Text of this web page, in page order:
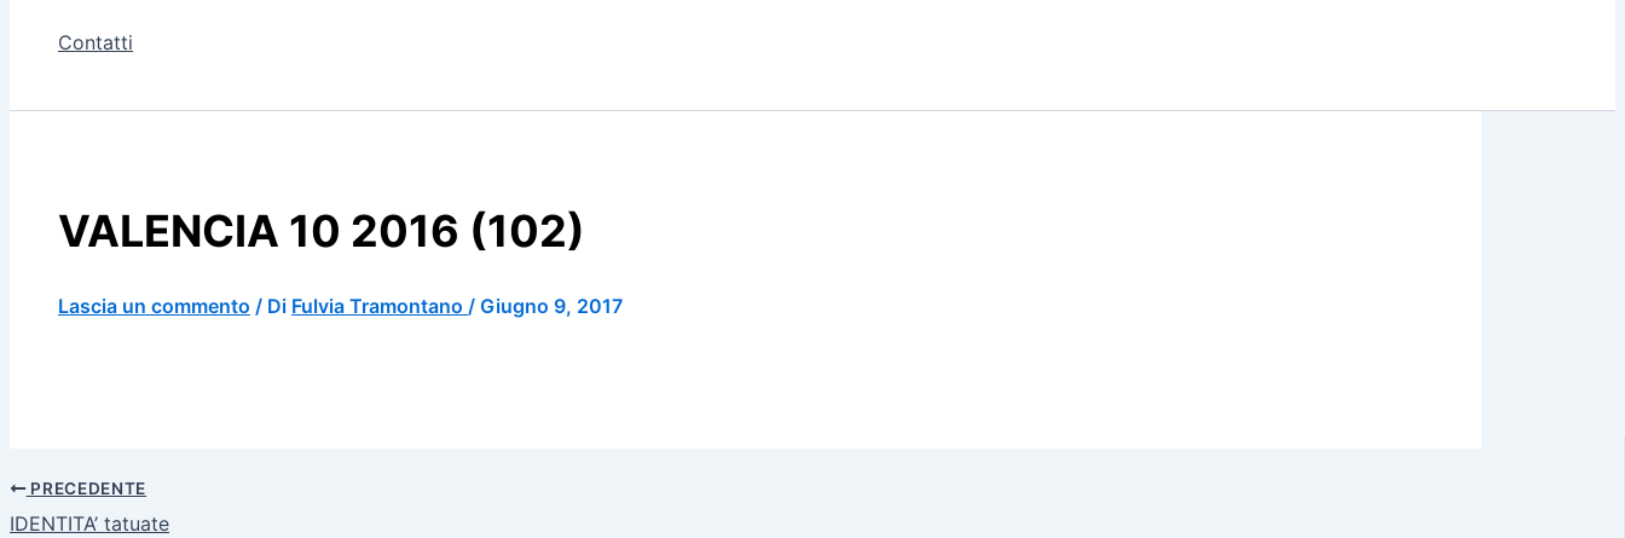
Contatti
VALENCIA 10 2016 (102)
Lascia un commento / Di Fulvia Tramontano / Giugno 9, 2017
PRECEDENTE
IDENTITA’ tatuate